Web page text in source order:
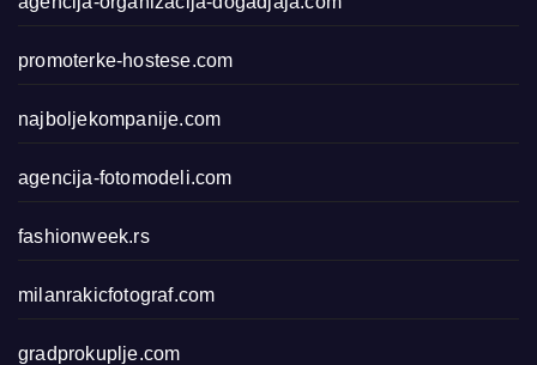
promoterke-hostese.com
najboljekompanije.com
agencija-fotomodeli.com
fashionweek.rs
milanrakicfotograf.com
gradprokuplje.com